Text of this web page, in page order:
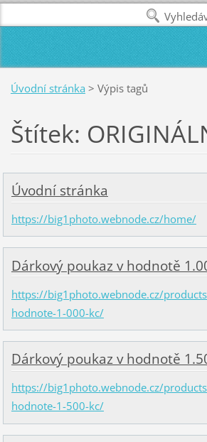
Úvodní stránka > Výpis tagů
Štítek:
Úvodní stránka
https://big1photo.webnode.cz/home/
Dárkový poukaz v hodnotě
https://big1photo.webnode.cz/
hodnote-1-000-kc/
Dárkový poukaz v hodnotě
https://big1photo.webnode.cz/
hodnote-1-500-kc/